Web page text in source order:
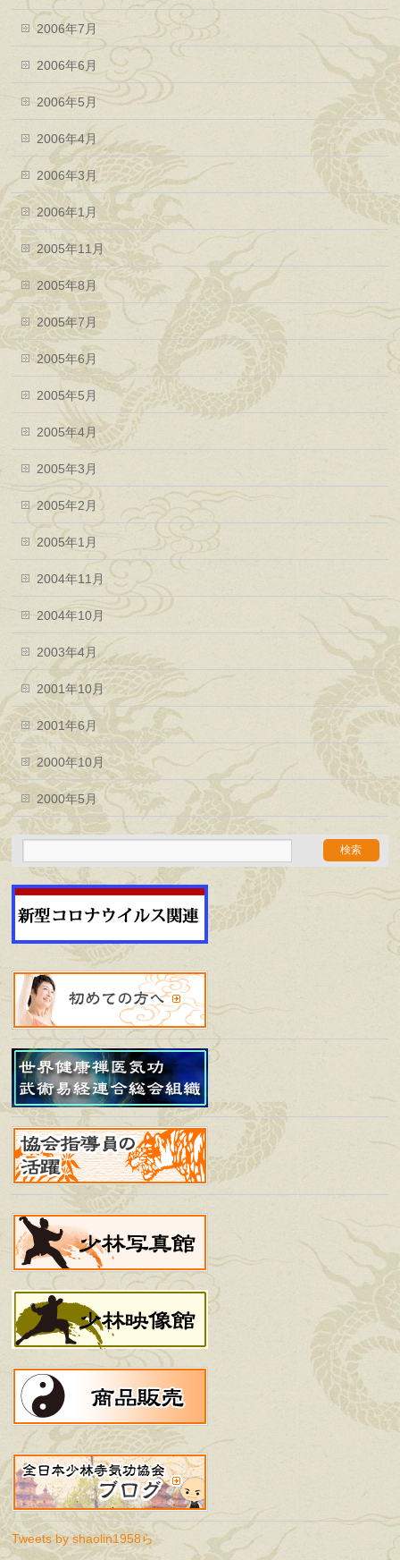
2006年7月
2006年6月
2006年5月
2006年4月
2006年3月
2006年1月
2005年11月
2005年8月
2005年7月
2005年6月
2005年5月
2005年4月
2005年3月
2005年2月
2005年1月
2004年11月
2004年10月
2003年4月
2001年10月
2001年6月
2000年10月
2000年5月
Tweets by shaolin1958ら